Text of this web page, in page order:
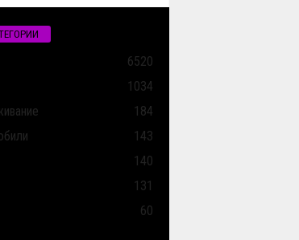
6520
1034
184
143
140
131
60